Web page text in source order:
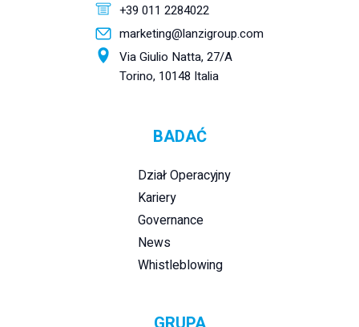
+39 011 2284022
marketing@lanzigroup.com
Via Giulio Natta, 27/A
Torino, 10148 Italia
BADAĆ
Dział Operacyjny
Kariery
Governance
News
Whistleblowing